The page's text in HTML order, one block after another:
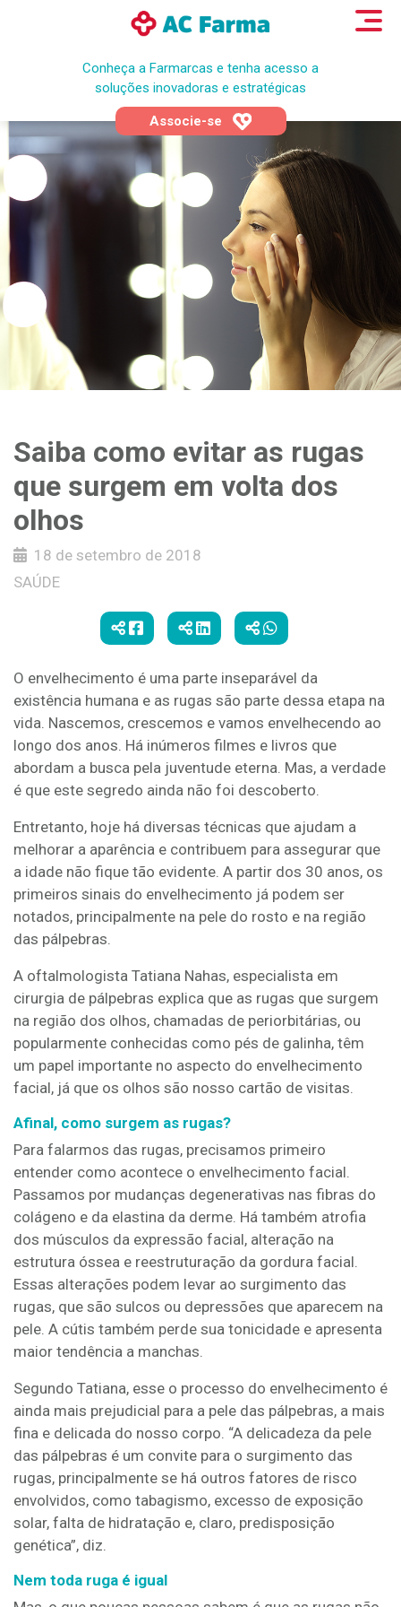
Conheça a Farmarcas e tenha acesso a
soluções inovadoras e estratégicas
Associe-se
Saiba como evitar as rugas
que surgem em volta dos
olhos
18 de setembro de 2018
SAÚDE
O envelhecimento é uma parte inseparável da
existência humana e as rugas são parte dessa etapa na
vida. Nascemos, crescemos e vamos envelhecendo ao
longo dos anos. Há inúmeros filmes e livros que
abordam a busca pela juventude eterna. Mas, a verdade
é que este segredo ainda não foi descoberto.
Entretanto, hoje há diversas técnicas que ajudam a
melhorar a aparência e contribuem para assegurar que
a idade não fique tão evidente. A partir dos 30 anos, os
primeiros sinais do envelhecimento já podem ser
notados, principalmente na pele do rosto e na região
das pálpebras.
A oftalmologista Tatiana Nahas, especialista em
cirurgia de pálpebras explica que as rugas que surgem
na região dos olhos, chamadas de periorbitárias, ou
popularmente conhecidas como pés de galinha, têm
um papel importante no aspecto do envelhecimento
facial, já que os olhos são nosso cartão de visitas.
Afinal, como surgem as rugas?
Para falarmos das rugas, precisamos primeiro
entender como acontece o envelhecimento facial.
Passamos por mudanças degenerativas nas fibras do
colágeno e da elastina da derme. Há também atrofia
dos músculos da expressão facial, alteração na
estrutura óssea e reestruturação da gordura facial.
Essas alterações podem levar ao surgimento das
rugas, que são sulcos ou depressões que aparecem na
pele. A cútis também perde sua tonicidade e apresenta
maior tendência a manchas.
Segundo Tatiana, esse o processo do envelhecimento é
ainda mais prejudicial para a pele das pálpebras, a mais
fina e delicada do nosso corpo. “A delicadeza da pele
das pálpebras é um convite para o surgimento das
rugas, principalmente se há outros fatores de risco
envolvidos, como tabagismo, excesso de exposição
solar, falta de hidratação e, claro, predisposição
genética”, diz.
Nem toda ruga é igual